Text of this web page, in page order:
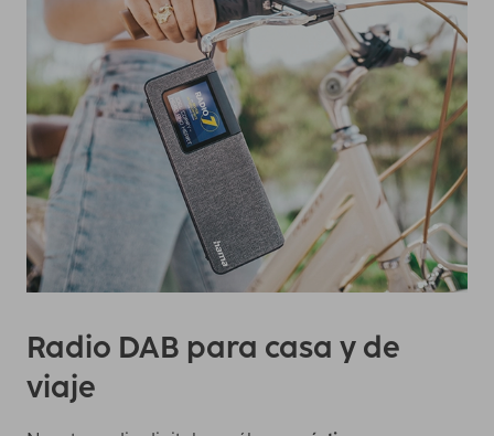
Radio DAB para casa y de
viaje